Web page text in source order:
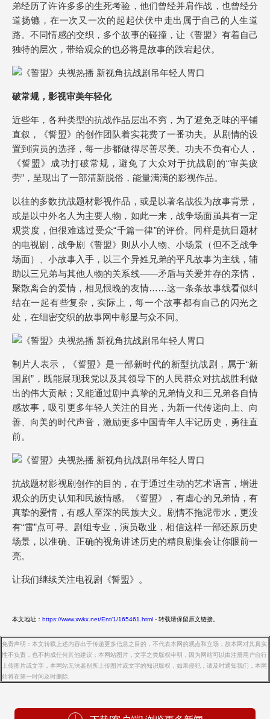
弟经历了许许多多的生死考验，他们曾经并肩作战，也曾经分
道扬镳，在一次又一次的起起伏伏中走出属于自己的人生道
路。不同情感的交织，多个故事的碰撞，让《誓盟》有着自己
独特的层次，带给观众的也必将是故事的跌宕起伏。
破常规，影视审美年轻化
近些年，各种类型的抗战作品层出不穷，为了避免乏味的平铺
直叙，《誓盟》的创作团队着实花费了一番功夫。从剧情的设
置到演员的选择，每一步都做得尽善尽美。功夫不负有心人，
《誓盟》成功打破常规，避免了大众对于抗战剧的“审美疲
劳”，呈现出了一部清新脱俗，能量满满的影视作品。
以往的多数抗战题材影视作品，或是以著名战役为故事背景，
或是以中外名人为主要人物，如此一来，战争场面虽具有一定
观赏度，但很难逃过受众“千篇一律”的评价。同样是抗日题材
的电视剧，战争剧《誓盟》则从小人物、小场景（但不乏战争
场面）、小故事入手，以三个异姓兄弟的平凡故事为主线，辅
助以三兄弟与其他人物的关系线——矛盾与关爱并存的亲情，
聚散离合的爱情，相见恨晚的友情……这一条条故事线看似纠
结在一起有些复杂，实际上，每一个故事都有自己的闪光之
处，在细密交织的故事网中彰显与众不同。
制片人表示，《誓盟》是一部新时代的新型抗战剧，属于“新
国剧”，既能展现我党以及其领导下的人民群众对抗战胜利做
出的伟大贡献；又能通过剧中真挚的兄弟情义和三兄弟各自情
感故事，吸引更多年轻人关注的目光，为新一代传递向上、向
善、向美的时代声音，激励更多中国青年人牢记历史，勇往直
前。
抗战题材影视剧创作的目的，在于通过生动的艺术语言，增进
观众的历史认知和民族情感。《誓盟》，有虐心的兄弟情，有
真挚的爱情，有感人至深的民族大义。剧情不拖泥带水，更没
有“雷”点可寻。剧组专业，演员敬业，相信这样一部还原历史
场景，以准确、正确的视角讲述历史的精良剧集会让你眼前一
亮。
让我们继续关注电视剧《誓盟》。
本文地址： https://www.xwkx.net/Ent/1/165461.html - 转载请保留原文链接。
免责声明：本文转载上述内容出于传递更多信息之目的，不代表本网的观点和立场，故本网对其真实
性不负责，也不构成任何其他建议；本网站图片，文字之类版权申明，因为网站可以由注册用户自行
上传图片或文字，本网站无法鉴别所上传图片或文字的知识版权，如果侵犯，请及时通知我们，本网
站将在第一时间及时删除.